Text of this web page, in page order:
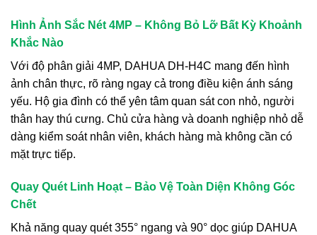
Hình Ảnh Sắc Nét 4MP – Không Bỏ Lỡ Bất Kỳ Khoảnh
Khắc Nào
Với độ phân giải 4MP, DAHUA DH-H4C mang đến hình
ảnh chân thực, rõ ràng ngay cả trong điều kiện ánh sáng
yếu. Hộ gia đình có thể yên tâm quan sát con nhỏ, người
thân hay thú cưng. Chủ cửa hàng và doanh nghiệp nhỏ dễ
dàng kiểm soát nhân viên, khách hàng mà không cần có
mặt trực tiếp.
Quay Quét Linh Hoạt – Bảo Vệ Toàn Diện Không Góc
Chết
Khả năng quay quét 355° ngang và 90° dọc giúp DAHUA